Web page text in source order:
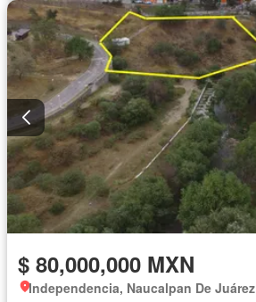
$ 80,000,000 MXN
Independencia, Naucalpan De Juárez